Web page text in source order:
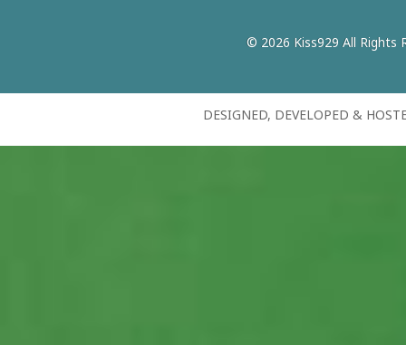
© 2026 Kiss929 All Rights
DESIGNED, DEVELOPED &